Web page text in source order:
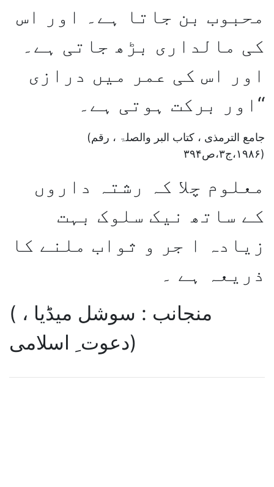
محبوب بن جاتا ہے۔ اور اس
کی مالداری بڑھ جاتی ہے۔
اور اس کی عمر میں درازی
اور برکت ہوتی ہے۔‘‘
(جامع الترمذی ، کتاب البر والصلۃ ، رقم
۱۹۸۶،ج۳،ص۳۹۴)
معلوم چلا کہ رشتہ داروں
کے ساتھ نیک سلوک بہت
زیادہ ا جر و ثواب ملنے کا
ذریعہ ہے ۔
( منجانب : سوشل میڈیا ،
دعوت ِ اسلامی)